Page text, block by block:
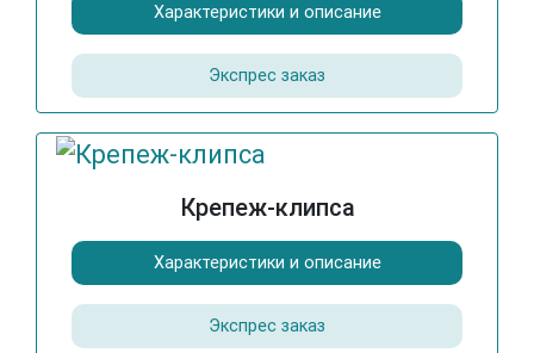
Характеристики и описание
Экспрес заказ
Крепеж-клипса
Характеристики и описание
Экспрес заказ